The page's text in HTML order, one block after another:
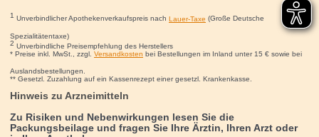
1 Unverbindlicher Apothekenverkaufspreis nach Lauer-Taxe (Große Deutsche
Spezialitätentaxe)
2 Unverbindliche Preisempfehlung des Herstellers
* Preise inkl. MwSt., zzgl. Versandkosten bei Bestellungen im Inland unter 15 €sowie bei
Auslandsbestellungen.
** Gesetzl. Zuzahlung auf ein Kassenrezept einer gesetzl. Krankenkasse.
Hinweis zu Arzneimitteln
Zu Risiken und Nebenwirkungen lesen Sie die
Packungsbeilage und fragen Sie Ihre Ärztin, Ihren Arzt oder